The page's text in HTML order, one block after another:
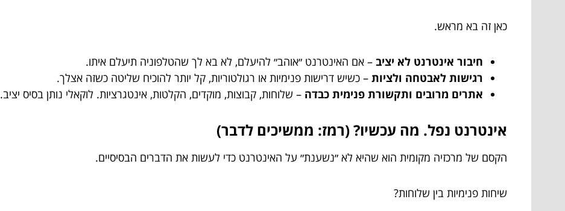
כאן זה בא מראש.
חיבור אינטרנט לא יציב – אם האינטרנט ״אוהב״ להיעלם, לא בא לך שהטלפוניה תיעלם איתו.
רגישות לאבטחה ולציות – כשיש דרישות פנימיות או רגולטוריות, קל יותר להוכיח שליטה כשזה אצלך.
אתרים מרובים ותקשורת פנימית כבדה – שלוחות, קבוצות, מוקדים, הקלטות, אינטגרציות. לוקאלי נותן בסיס יציב.
אינטרנט נפל. מה עכשיו? (רמז: ממשיכים לדבר)
הקסם של מרכזיה מקומית הוא שהיא לא ״נשענת״ על האינטרנט כדי לעשות את הדברים הבסיסיים.
שיחות פנימיות בין שלוחות?